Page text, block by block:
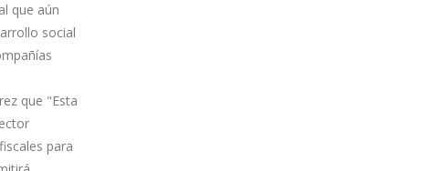
que aún
social
que "Esta
para